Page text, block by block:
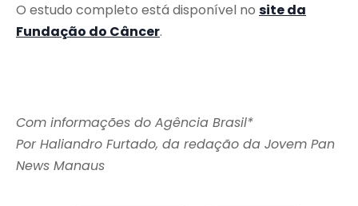
O estudo completo está disponível no site da
Fundação do Câncer.
Com informações do Agência Brasil*
Por Haliandro Furtado, da redação da Jovem Pan
News Manaus